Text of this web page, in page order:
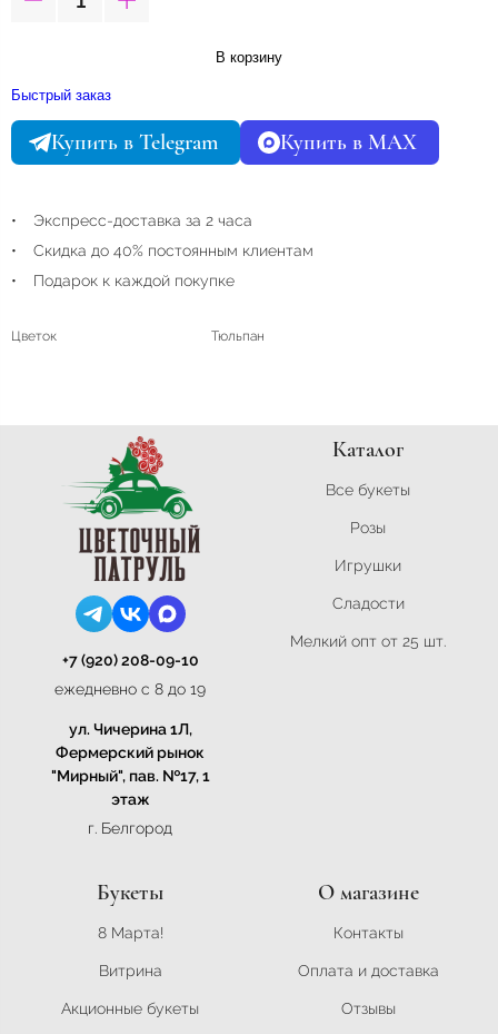
В корзину
Быстрый заказ
Купить в Telegram Купить в MAX
Экспресс-доставка за 2 часа
Скидка до 40% постоянным клиентам
Подарок к каждой покупке
Цветок Тюльпан
+7 (920) 208-09-10
ежедневно с 8 до 19
ул. Чичерина 1Л,
Фермерский рынок
"Мирный", пав. №17, 1
этаж
г. Белгород
Каталог
Все букеты
Розы
Игрушки
Сладости
Мелкий опт от 25 шт.
Букеты
8 Марта!
Витрина
Акционные букеты
О магазине
Контакты
Оплата и доставка
Отзывы